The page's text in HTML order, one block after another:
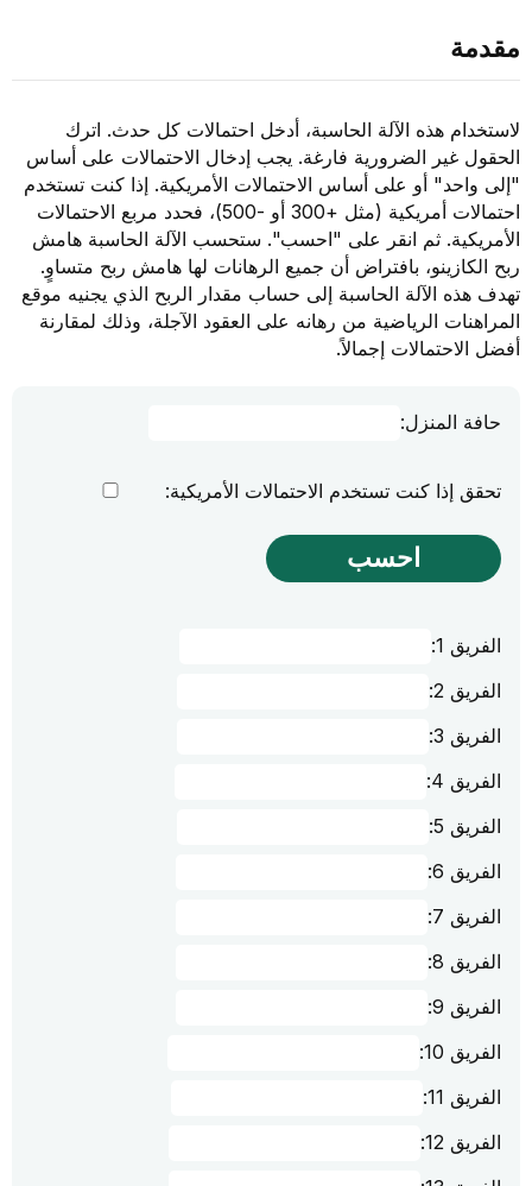
مقدمة
لاستخدام هذه الآلة الحاسبة، أدخل احتمالات كل حدث. اترك
الحقول غير الضرورية فارغة. يجب إدخال الاحتمالات على أساس
"إلى واحد" أو على أساس الاحتمالات الأمريكية. إذا كنت تستخدم
احتمالات أمريكية (مثل +300 أو -500)، فحدد مربع الاحتمالات
الأمريكية. ثم انقر على "احسب". ستحسب الآلة الحاسبة هامش
ربح الكازينو، بافتراض أن جميع الرهانات لها هامش ربح متساوٍ.
تهدف هذه الآلة الحاسبة إلى حساب مقدار الربح الذي يجنيه موقع
المراهنات الرياضية من رهانه على العقود الآجلة، وذلك لمقارنة
أفضل الاحتمالات إجمالاً.
حافة المنزل:
تحقق إذا كنت تستخدم الاحتمالات الأمريكية:
الفريق 1:
الفريق 2:
الفريق 3:
الفريق 4:
الفريق 5:
الفريق 6:
الفريق 7:
الفريق 8:
الفريق 9:
الفريق 10:
الفريق 11:
الفريق 12: